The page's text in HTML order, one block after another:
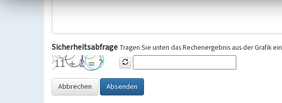
Sicherheitsabfrage Tragen Sie unten das Rechenergebnis aus der Grafik ein
Abbrechen Absenden